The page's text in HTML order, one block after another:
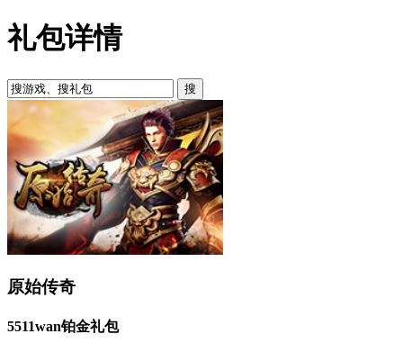
礼包详情
原始传奇
5511wan铂金礼包